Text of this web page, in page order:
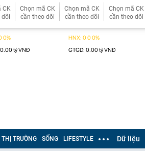
CK
dõi
Chọn mã CK
cần theo dõi
Chọn mã CK
cần theo dõi
Chọn mã CK
cần theo dõi
THỊ TRƯỜNG SỐNG LIFESTYLE Dữ liệu